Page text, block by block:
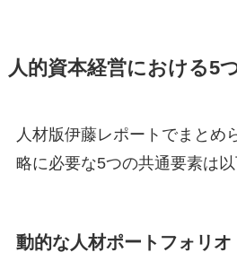
人的資本経営における5
人材版伊藤レポートでまとめ
略に必要な5つの共通要素は以
動的な人材ポートフォリオ